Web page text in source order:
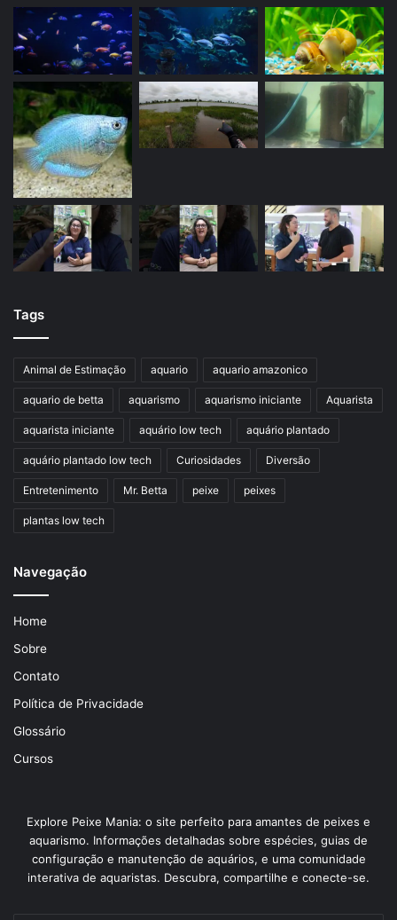
Tags
Animal de Estimação aquario aquario amazonico
aquario de betta aquarismo aquarismo iniciante Aquarista
aquarista iniciante aquário low tech aquário plantado
aquário plantado low tech Curiosidades Diversão
Entretenimento Mr. Betta peixe peixes
plantas low tech
Navegação
Home
Sobre
Contato
Política de Privacidade
Glossário
Cursos
Explore Peixe Mania: o site perfeito para amantes de peixes e
aquarismo. Informações detalhadas sobre espécies, guias de
configuração e manutenção de aquários, e uma comunidade
interativa de aquaristas. Descubra, compartilhe e conecte-se.